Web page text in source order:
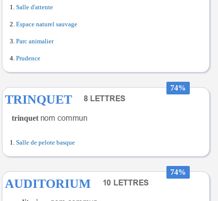
Salle d'attente
Espace naturel sauvage
Parc animalier
Prudence
74%
TRINQUET
trinquet
Salle de pelote basque
74%
AUDITORIUM